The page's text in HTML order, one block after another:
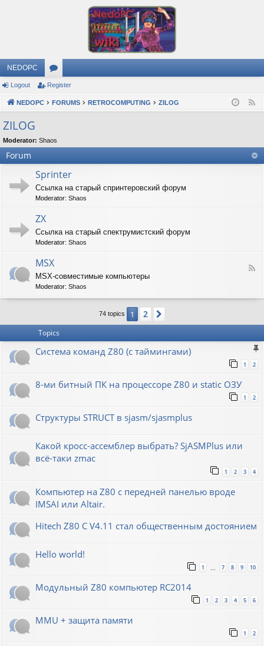
NEDOPC
or
u
s
Logout Register
NEDOPC FORUMS RETROCOMPUTING ZILOG
ZILOG
Moderator: Shaos
Forum
Sprinter
Ссылка на старый спринтеровский форум
Moderator: Shaos
ZX
Ссылка на старый спектрумистский форум
Moderator: Shaos
F
S
MSX
MSX-совместимые компьютеры
Moderator: Shaos
74 topics 1 2
Topics
Система команд Z80 (с таймингами)
1 2
8-ми битный ПК на процессоре Z80 и static ОЗУ
1 2
Структуры STRUCT в sjasm/sjasmplus
Какой кросс-ассемблер выбрать? SjASMPlus или
всё-таки zmac
1 2 3 4
Компьютер на Z80 с передней панелью вроде
IMSAI или Altair.
Hitech Z80 C V4.11 стал общественным достоянием
Hello world!
1 7 8 9 10
Модульный Z80 компьютер RC2014
1 2 3 4 5 6
MMU + защита памяти
1 2